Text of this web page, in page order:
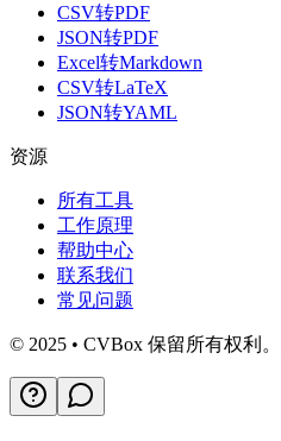
CSV转PDF
JSON转PDF
Excel转Markdown
CSV转LaTeX
JSON转YAML
资源
所有工具
工作原理
帮助中心
联系我们
常见问题
© 2025 • CVBox 保留所有权利。